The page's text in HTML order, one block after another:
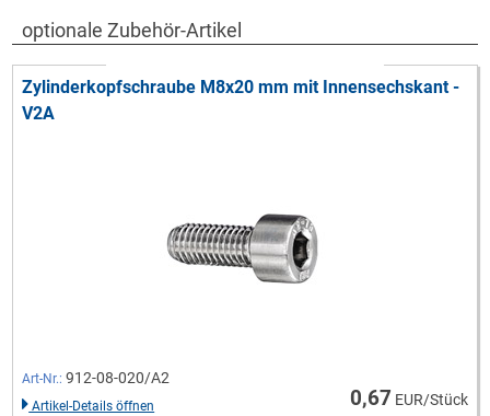
optionale Zubehör-Artikel
Zylinderkopfschraube M8x20 mm mit Innensechskant -
V2A
Art-Nr.: 912-08-020/A2
Artikel-Details öffnen 0,67 EUR/Stück